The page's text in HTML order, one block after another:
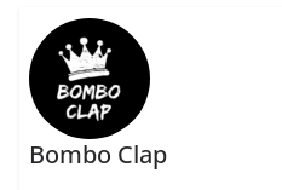
Bombo Clap